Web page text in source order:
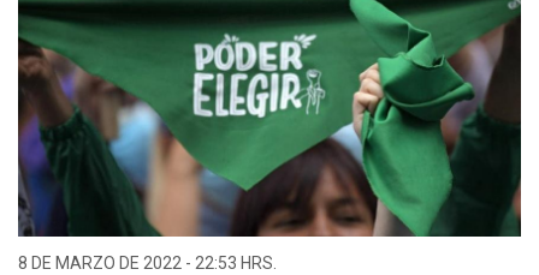
8 DE MARZO DE 2022 - 22:53 HRS.